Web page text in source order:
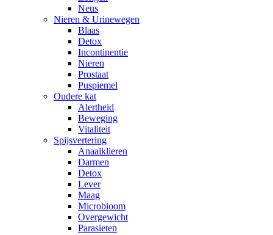
Neus
Nieren & Urinewegen
Blaas
Detox
Incontinentie
Nieren
Prostaat
Puspiemel
Oudere kat
Alertheid
Beweging
Vitaliteit
Spijsvertering
Anaalklieren
Darmen
Detox
Lever
Maag
Microbioom
Overgewicht
Parasieten